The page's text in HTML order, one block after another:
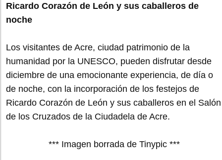
Ricardo Corazón de León y sus caballeros de
noche
Los visitantes de Acre, ciudad patrimonio de la
humanidad por la UNESCO, pueden disfrutar desde
diciembre de una emocionante experiencia, de día o
de noche, con la incorporación de los festejos de
Ricardo Corazón de León y sus caballeros en el Salón
de los Cruzados de la Ciudadela de Acre.
*** Imagen borrada de Tinypic ***